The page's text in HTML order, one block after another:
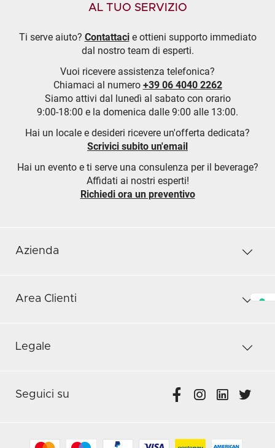
AL TUO SERVIZIO
Ti serve aiuto? Contattacie ottieni supporto immediato
dal nostro team di esperti.
Vuoi ricevere assistenza telefonica?
Chiamaci al numero +39 06 4040 2262
Siamo attivi dal lunedì al sabato con orario
9:00-18:00 e la domenica dalle 9:00 alle 13:00.
Hai un locale e desideri ricevere un'offerta dedicata?
Scrivici subito un'email
Hai un evento e ti serve una consulenza per il beverage?
Affidati ai nostri esperti!
Richiedi ora un preventivo
Azienda
Area Clienti
Legale
Seguici su